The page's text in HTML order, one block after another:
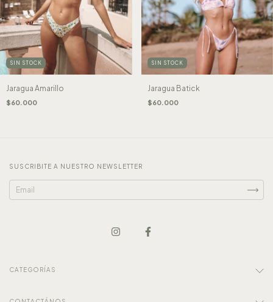
SIN STOCK
Jaragua Amarillo
$60.000
SIN STOCK
Jaragua Batick
$60.000
SUSCRIBITE A NUESTRO NEWSLETTER
CATEGORÍAS